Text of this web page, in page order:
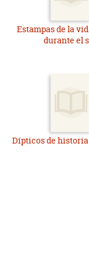
Estampas de la
durante el
Dípticos de historia